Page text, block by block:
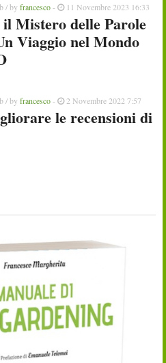
/ by francesco- 11 Novembre 2023 16:33
il Mistero delle Parole
Viaggio nel Mondo
/ by francesco- 2 Novembre 2022 7:57
le recensioni di